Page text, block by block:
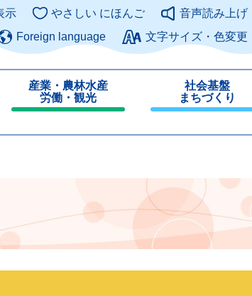
このページの本文へ
示 やさしい にほんご
音声読み上げ
Foreign language
文字サイズ・色変更
産業・農林水産
労働・観光
じ
社会基盤
まちづくり
じ